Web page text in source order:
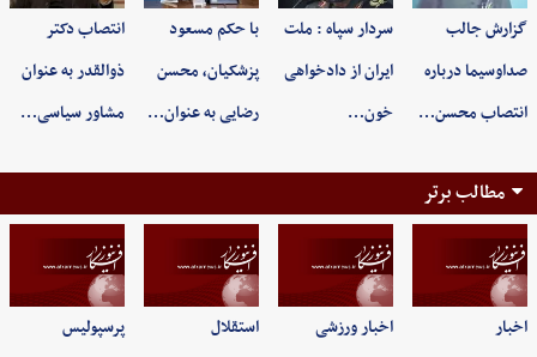
گزارش جالب
صداوسیما درباره
انتصاب محسن…
سردار سپاه : ملت
ایران از دادخواهی
خون…
با حکم مسعود
پزشکیان، محسن
رضایی به عنوان…
انتصاب دکتر
ذوالقدر به عنوان
مشاور سیاسی…
مطالب برتر
اخبار اخبار ورزشی استقلال پرسپولیس